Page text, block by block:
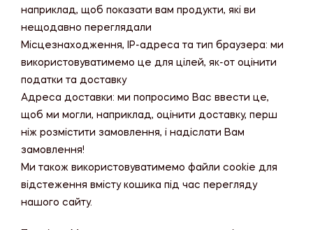
наприклад, щоб показати вам продукти, які ви
нещодавно переглядали
Місцезнаходження, IP-адреса та тип браузера: ми
використовуватимемо це для цілей, як-от оцінити
податки та доставку
Адреса доставки: ми попросимо Вас ввести це,
щоб ми могли, наприклад, оцінити доставку, перш
ніж розмістити замовлення, і надіслати Вам
замовлення!
Ми також використовуватимемо файли cookie для
відстеження вмісту кошика під час перегляду
нашого сайту.